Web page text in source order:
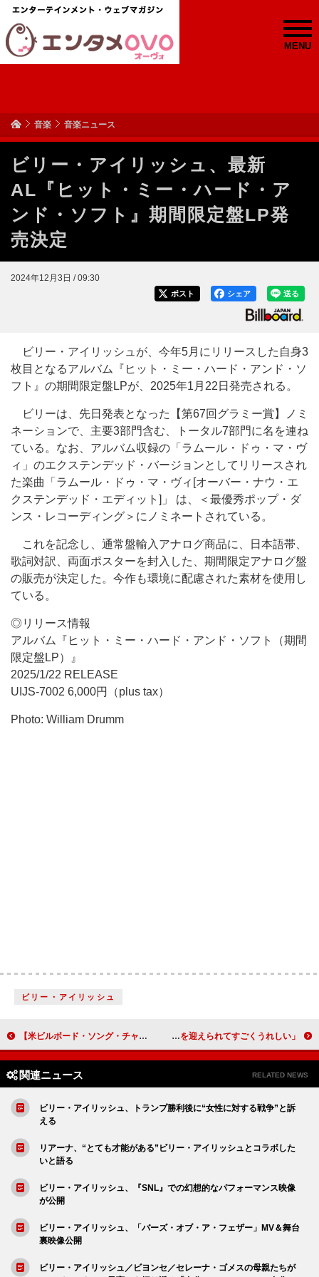
MENU
音楽 音楽ニュース
ビリー・アイリッシュ、最新
AL『ヒット・ミー・ハード・ア
ンド・ソフト』期間限定盤LP発
売決定
2024年12月3日 / 09:30
送る
シェア
ポスト
ビリー・アイリッシュが、今年5月にリリースした自身3
枚目となるアルバム『ヒット・ミー・ハード・アンド・ソ
フト』の期間限定盤LPが、2025年1月22日発売される。
ビリーは、先日発表となった【第67回グラミー賞】ノミ
ネーションで、主要3部門含む、トータル7部門に名を連ね
ている。なお、アルバム収録の「ラムール・ドゥ・マ・ヴ
ィ」のエクステンデッド・バージョンとしてリリースされ
た楽曲「ラムール・ドゥ・マ・ヴィ[オーバー・ナウ・エ
クステンデッド・エディット]」 は、＜最優秀ポップ・ダ
ンス・レコーディング＞にノミネートされている。
これを記念し、通常盤輸入アナログ商品に、日本語帯、
歌詞対訳、両面ポスターを封入した、期間限定アナログ盤
の販売が決定した。今作も環境に配慮された素材を使用し
ている。
◎リリース情報
アルバム『ヒット・ミー・ハード・アンド・ソフト（期間
限定盤LP）』
2025/1/22 RELEASE
UIJS-7002 6,000円（plus tax）
Photo: William Drumm
ビリー・アイリッシュ
【米ビルボード・ソング・チャート】ケンドリック・ラマーTOP5独占、「恋人たちのクリスマス」10位に浮上 King & Prince、ポップアップストアを開催 「充実した気持ちで初日を迎えられてすごくうれしい」
関連ニュース RELATED NEWS
ビリー・アイリッシュ、トランプ勝利後に“女性に対する戦争”と訴
える
リアーナ、“とても才能がある”ビリー・アイリッシュとコラボした
いと語る
ビリー・アイリッシュ、『SNL』での幻想的なパフォーマンス映像
が公開
ビリー・アイリッシュ、「バーズ・オブ・ア・フェザー」MV＆舞台
裏映像公開
ビリー・アイリッシュ／ビヨンセ／セレーナ・ゴメスの母親たちが